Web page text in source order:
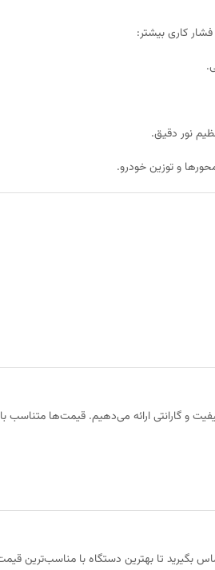
فشار کاری بیشتر:
نور دقیق.
و توزین خودرو.
و گارانتی ارائه می‌دهیم. قیمت‌ها متناسب
بگیرید تا بهترین دستگاه با مناسب‌ترین